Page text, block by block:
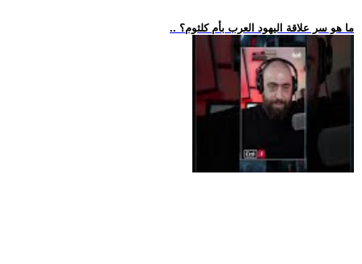
.. ما هو سر علاقة اليهود العرب بأم كلثوم؟